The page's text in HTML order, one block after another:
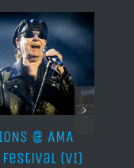
@ AMA
(VI)